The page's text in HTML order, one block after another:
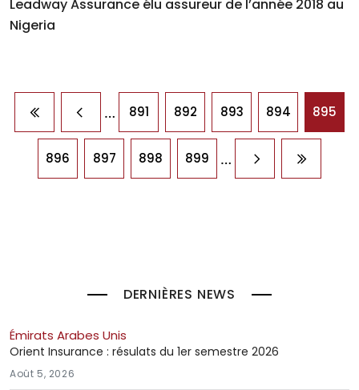
Leadway Assurance élu assureur de l’année 2018 au
Nigeria
Pagination
Première page
Page précédente
… 891 892 893 894 895
896 897 898 899 … Page suivante
Dernière
DERNIÈRES NEWS
Émirats Arabes Unis
Orient Insurance : résulats du 1er semestre 2026
Août 5, 2026